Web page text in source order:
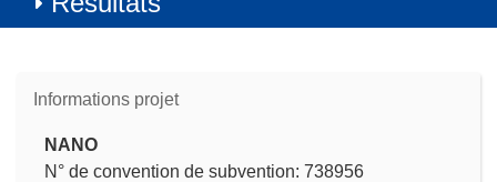
Informations projet
NANO
N° de convention de subvention: 738956